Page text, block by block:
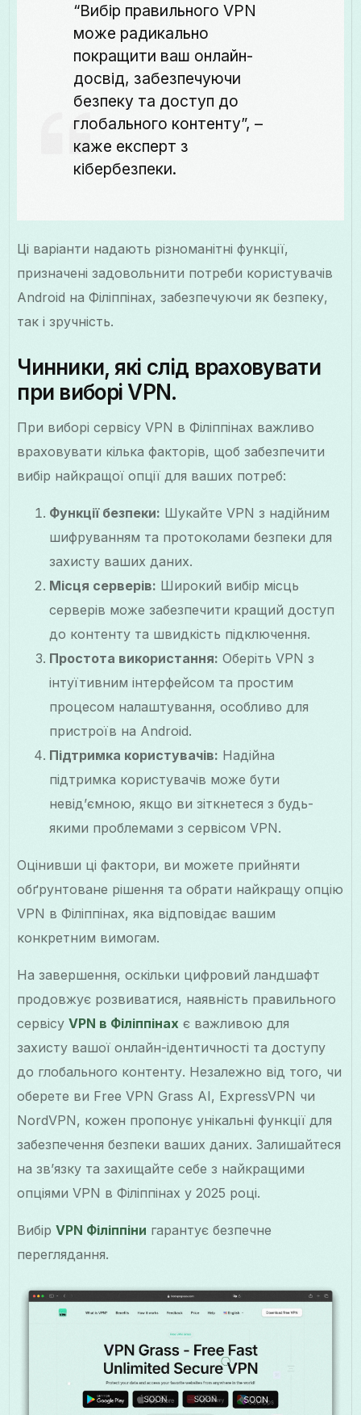
“Вибір правильного VPN
може радикально
покращити ваш онлайн-
досвід, забезпечуючи
безпеку та доступ до
глобального контенту”, –
каже експерт з
кібербезпеки.
Ці варіанти надають різноманітні функції,
призначені задовольнити потреби користувачів
Android на Філіппінах, забезпечуючи як безпеку,
так і зручність.
Чинники, які слід враховувати
при виборі VPN.
При виборі сервісу VPN в Філіппінах важливо
враховувати кілька факторів, щоб забезпечити
вибір найкращої опції для ваших потреб:
Функції безпеки: Шукайте VPN з надійним
шифруванням та протоколами безпеки для
захисту ваших даних.
Місця серверів: Широкий вибір місць
серверів може забезпечити кращий доступ
до контенту та швидкість підключення.
Простота використання: Оберіть VPN з
інтуїтивним інтерфейсом та простим
процесом налаштування, особливо для
пристроїв на Android.
Підтримка користувачів: Надійна
підтримка користувачів може бути
невід’ємною, якщо ви зіткнетеся з будь-
якими проблемами з сервісом VPN.
Оцінивши ці фактори, ви можете прийняти
обґрунтоване рішення та обрати найкращу опцію
VPN в Філіппінах, яка відповідає вашим
конкретним вимогам.
На завершення, оскільки цифровий ландшафт
продовжує розвиватися, наявність правильного
сервісуVPN в Філіппінах є важливою для
захисту вашої онлайн-ідентичності та доступу
до глобального контенту. Незалежно від того, чи
оберете ви Free VPN Grass AI, ExpressVPN чи
NordVPN, кожен пропонує унікальні функції для
забезпечення безпеки ваших даних. Залишайтеся
на зв’язку та захищайте себе з найкращими
опціями VPN в Філіппінах у 2025 році.
ВибірVPN Філіппіни гарантує безпечне
переглядання.